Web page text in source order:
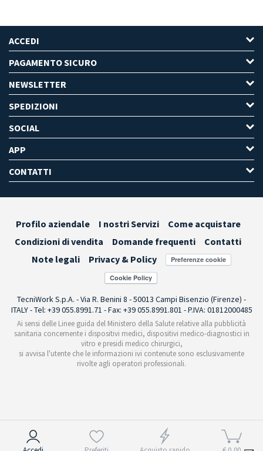
ACCEDI
PAGAMENTO SICURO
NEWSLETTER
SPEDIZIONI
SOCIAL
APP
CONTATTI
Profilo aziendale I nostri Servizi
Come acquistare
Condizioni di vendita
Domande frequenti
Contatti
Note legali
Privacy & Policy Preferenze cookie
TecniWork S.p.A. - Via R. Benini 8 - 50013 Campi Bisenzio (Firenze) -
ITALY - Tel: +39 055.8991.71 - Fax: +39 055.8991.801 - P.IVA: 01812000485
Ai sensi delle Linee guida del Ministero della Salute relative alla pubblicità
sanitaria concernente i dispositivi medici, dispositivi medico-diagnostici in
vitro e presidi medico chirurgici,
si avvisa l'utente che le informazioni ivi contenute sono esclusivamente
rivolte agli operatori professionali.
Informativa sulla raccolta